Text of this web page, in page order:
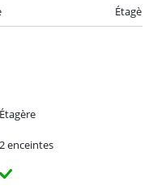
Étagère
2 enceintes